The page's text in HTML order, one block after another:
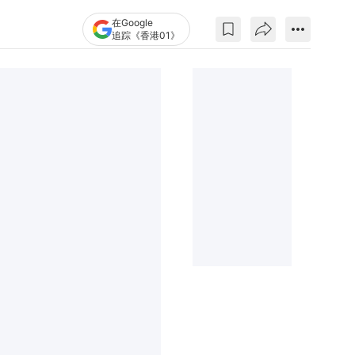
在Google
追踪《香港01》